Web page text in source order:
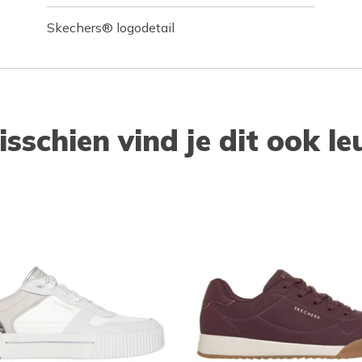
Skechers® logodetail
vind je dit ook